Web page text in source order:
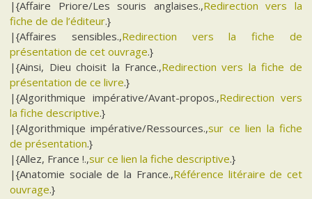
|{Affaire Priore/Les souris anglaises.,Redirection vers la
fiche de de l’éditeur.}
|{Affaires sensibles.,Redirection vers la fiche de
présentation de cet ouvrage.}
|{Ainsi, Dieu choisit la France.,Redirection vers la fiche de
présentation de ce livre.}
|{Algorithmique impérative/Avant-propos.,Redirection vers
la fiche descriptive.}
|{Algorithmique impérative/Ressources.,sur ce lien la fiche
de présentation.}
|{Allez, France !.,sur ce lien la fiche descriptive.}
|{Anatomie sociale de la France.,Référence litéraire de cet
ouvrage.}